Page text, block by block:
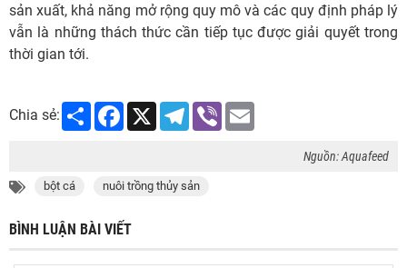
sản xuất, khả năng mở rộng quy mô và các quy định pháp lý
vẫn là những thách thức cần tiếp tục được giải quyết trong
thời gian tới.
Chia sẻ: Share Facebook
X Telegram
Viber
Nguồn: Aquafeed
bột cá nuôi trồng thủy sản
BÌNH LUẬN BÀI VIẾT